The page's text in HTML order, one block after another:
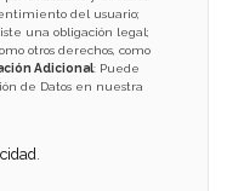
del usuario;
una obligación legal;
otros derechos, como
Adicional: Puede
de Datos en nuestra